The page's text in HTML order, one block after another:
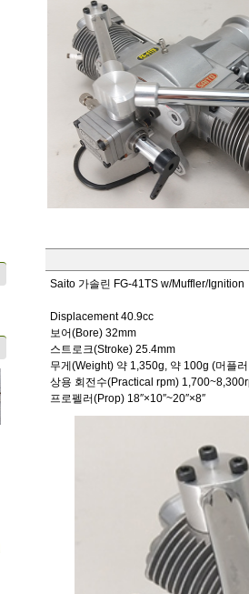
Saito 가솔린 FG-41TS w/Muffler/Ignition
Displacement 40.9cc
보어(Bore) 32mm
스트로크(Stroke) 25.4mm
무게(Weight) 약 1,350g, 약 100g (머플
상용 회전수(Practical rpm)
프로펠러(Prop) 18″×10″~20″×8″